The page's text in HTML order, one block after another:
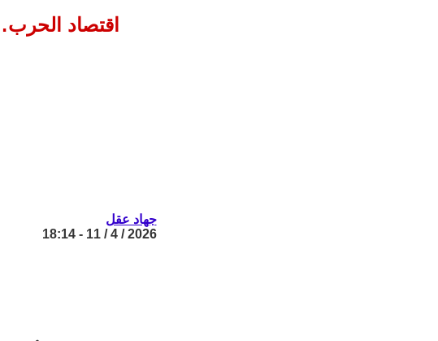
اقتصاد
جهاد عقل
2026 / 4 / 11 - 18:14